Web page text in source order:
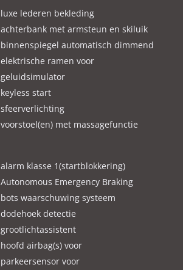
luxe lederen bekleding
achterbank met armsteun en skiluik
binnenspiegel automatisch dimmend
elektrische ramen voor
geluidsimulator
keyless start
sfeerverlichting
voorstoel(en) met massagefunctie
alarm klasse 1(startblokkering)
Autonomous Emergency Braking
bots waarschuwing systeem
dodehoek detectie
grootlichtassistent
hoofd airbag(s) voor
parkeersensor voor